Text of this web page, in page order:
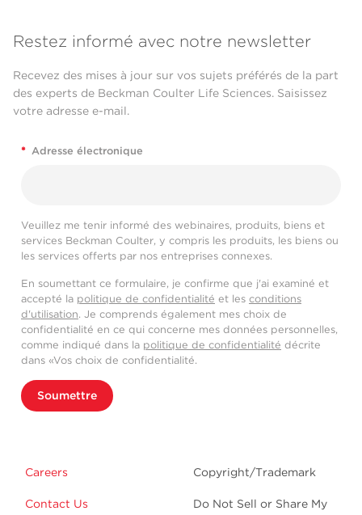
Restez informé avec notre newsletter
Recevez des mises à jour sur vos sujets préférés de la part
des experts de Beckman Coulter Life Sciences. Saisissez
votre adresse e-mail.
* Adresse électronique
Veuillez me tenir informé des webinaires, produits, biens et
services Beckman Coulter, y compris les produits, les biens ou
les services offerts par nos entreprises connexes.
En soumettant ce formulaire, je confirme que j'ai examiné et
accepté la politique de confidentialité et les conditions
d'utilisation. Je comprends également mes choix de
confidentialité en ce qui concerne mes données personnelles,
comme indiqué dans la politique de confidentialité décrite
dans «Vos choix de confidentialité.
Soumettre
Careers
Contact Us
Copyright/Trademark
Do Not Sell or Share My